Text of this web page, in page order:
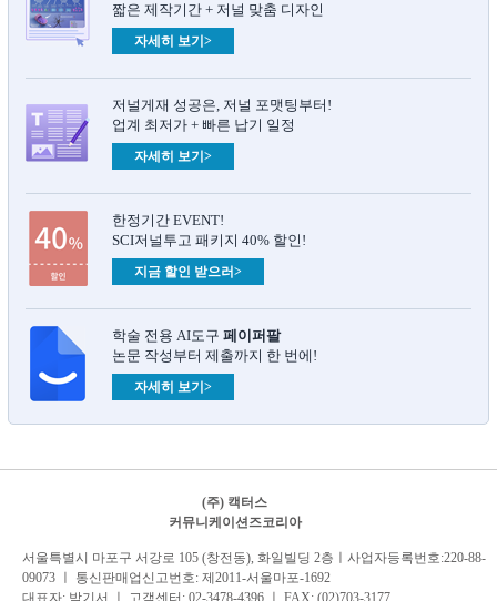
짧은 제작기간 + 저널 맞춤 디자인
자세히 보기>
저널게재 성공은, 저널 포맷팅부터!
업계 최저가 + 빠른 납기 일정
자세히 보기>
한정기간 EVENT!
SCI저널투고 패키지 40% 할인!
지금 할인 받으러>
학술 전용 AI도구 페이퍼팔
논문 작성부터 제출까지 한 번에!
자세히 보기>
(주) 캑터스
커뮤니케이션즈코리아
서 울특별시 마포구 서강로 105 (창전동), 화일빌딩 2층 ㅣ사업자등록번호:220-88-
09073 ㅣ 통신판매업신고번호: 제2011-서울마포-1692
대표자: 박기서 ㅣ 고객센터: 02-3478-4396 ㅣ FAX: (02)703-3177